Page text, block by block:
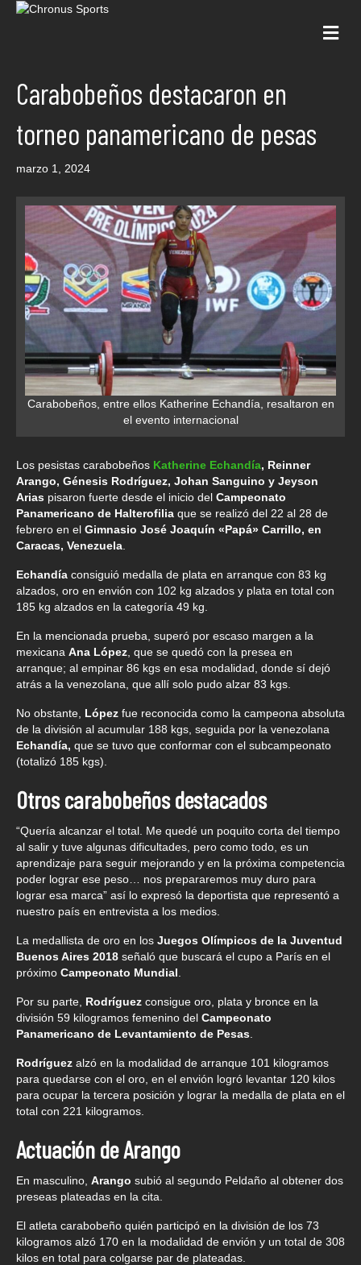
Carabobeños destacaron en
torneo panamericano de pesas
marzo 1, 2024
Carabobeños, entre ellos Katherine Echandía, resaltaron en
el evento internacional
Los pesistas carabobeños Katherine Echandía, Reinner
Arango, Génesis Rodríguez, Johan Sanguino y Jeyson
Arias pisaron fuerte desde el inicio del Campeonato
Panamericano de Halterofilia que se realizó del 22 al 28 de
febrero en el Gimnasio José Joaquín «Papá» Carrillo, en
Caracas, Venezuela
Echandía consiguió medalla de plata en arranque con 83 kg
alzados, oro en envión con 102 kg alzados y plata en total con
185 kg alzados en la categoría 49 kg.
En la mencionada prueba, superó por escaso margen a la
mexicana Ana López , que se quedó con la presea en
arranque; al empinar 86 kgs en esa modalidad, donde sí dejó
atrás a la venezolana, que allí solo pudo alzar 83 kgs.
No obstante, López fue reconocida como la campeona absoluta
de la división al acumular 188 kgs, seguida por la venezolana
Echandía, que se tuvo que conformar con el subcampeonato
(totalizó 185 kgs).
Otros carabobeños destacados
“Quería alcanzar el total. Me quedé un poquito corta del tiempo
al salir y tuve algunas dificultades, pero como todo, es un
aprendizaje para seguir mejorando y en la próxima competencia
poder lograr ese peso… nos prepararemos muy duro para
lograr esa marca” así lo expresó la deportista que representó a
nuestro país en entrevista a los medios.
La medallista de oro en los Juegos Olímpicos de la Juventud
Buenos Aires 2018 señaló que buscará el cupo a París en el
próximo Campeonato Mundial
Por su parte, Rodríguez consigue oro, plata y bronce en la
división 59 kilogramos femenino del Campeonato
Panamericano de Levantamiento de Pesas
Rodríguez alzó en la modalidad de arranque 101 kilogramos
para quedarse con el oro, en el envión logró levantar 120 kilos
para ocupar la tercera posición y lograr la medalla de plata en el
total con 221 kilogramos.
Actuación de Arango
En masculino, Arango subió al segundo Peldaño al obtener dos
preseas plateadas en la cita.
El atleta carabobeño quién participó en la división de los 73
kilogramos alzó 170 en la modalidad de envión y un total de 308
kilos en total para colgarse par de plateadas.